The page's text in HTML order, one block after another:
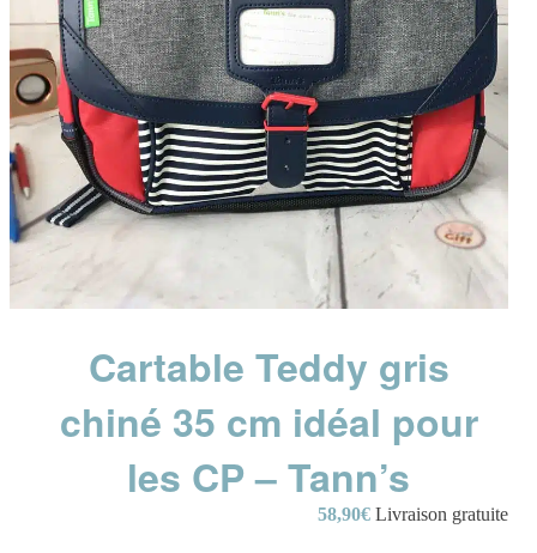
Cartable Teddy gris
chiné 35 cm idéal pour
les CP – Tann’s
58,90€ Livraison gratuite